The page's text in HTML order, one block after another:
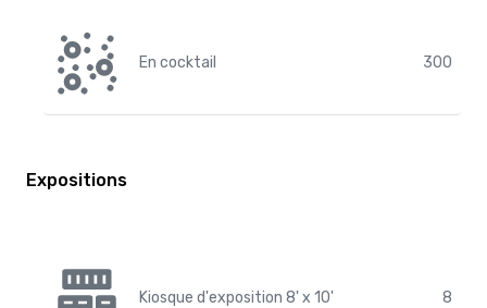
En cocktail 300
Expositions
Kiosque d'exposition 8' x 10' 8